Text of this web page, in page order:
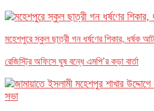
মহেশপুরে স্কুল ছাত্রী গন ধর্ষণের শিকার, ধর্ষক
রেজিস্ট্রি অফিসে ঘুষ বন্ধে এমপি’র কড়া বার্তা